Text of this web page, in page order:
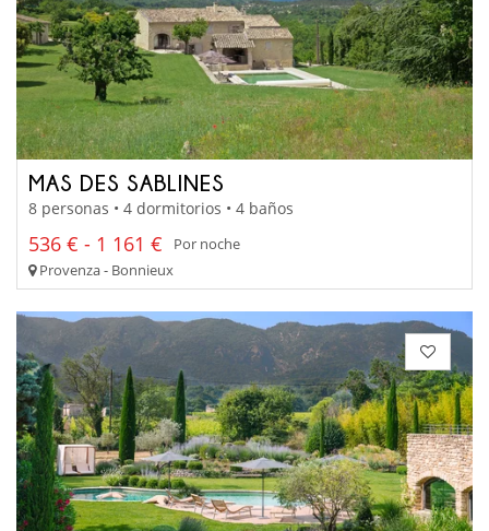
MAS DES SABLINES
8 personas • 4 dormitorios • 4 baños
536 € - 1 161 €
Por noche
Provenza - Bonnieux